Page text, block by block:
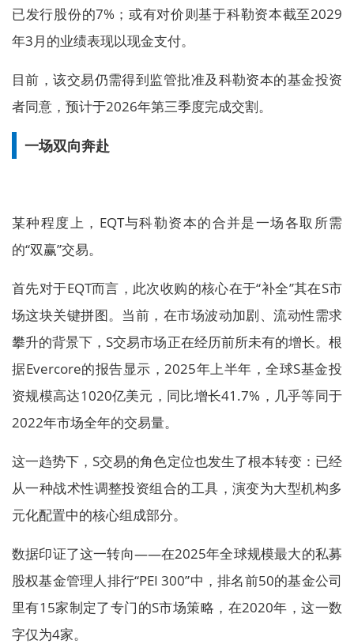
已发行股份的7%；或有对价则基于科勒资本截至2029
年3月的业绩表现以现金支付。
目前，该交易仍需得到监管批准及科勒资本的基金投资
者同意，预计于2026年第三季度完成交割。
一场双向奔赴
某种程度上，EQT与科勒资本的合并是一场各取所需
的“双赢”交易。
首先对于EQT而言，此次收购的核心在于“补全”其在S市
场这块关键拼图。当前，在市场波动加剧、流动性需求
攀升的背景下，S交易市场正在经历前所未有的增长。根
据Evercore的报告显示，2025年上半年，全球S基金投
资规模高达1020亿美元，同比增长41.7%，几乎等同于
2022年市场全年的交易量。
这一趋势下，S交易的角色定位也发生了根本转变：已经
从一种战术性调整投资组合的工具，演变为大型机构多
元化配置中的核心组成部分。
数据印证了这一转向——在2025年全球规模最大的私募
股权基金管理人排行“PEI 300”中，排名前50的基金公司
里有15家制定了专门的S市场策略，在2020年，这一数
字仅为4家。